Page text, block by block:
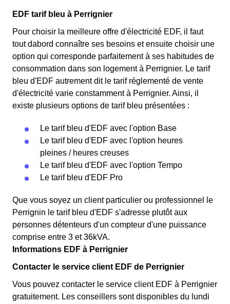
EDF tarif bleu à Perrignier
Pour choisir la meilleure offre d'électricité EDF, il faut
tout dabord connaître ses besoins et ensuite choisir une
option qui corresponde parfaitement à ses habitudes de
consommation dans son logement à Perrignier. Le tarif
bleu d'EDF autrement dit le tarif réglementé de vente
d'électricité varie constamment à Perrignier. Ainsi, il
existe plusieurs options de tarif bleu présentées :
Le tarif bleu d'EDF avec l'option Base
Le tarif bleu d'EDF avec l'option heures
pleines / heures creuses
Le tarif bleu d'EDF avec l'option Tempo
Le tarif bleu d'EDF Pro
Que vous soyez un client particulier ou professionnel le
Perrignin le tarif bleu d'EDF s'adresse plutôt aux
personnes détenteurs d'un compteur d'une puissance
comprise entre 3 et 36kVA.
Informations EDF à Perrignier
Contacter le service client EDF de Perrignier
Vous pouvez contacter le service client EDF à Perrignier
gratuitement. Les conseillers sont disponibles du lundi